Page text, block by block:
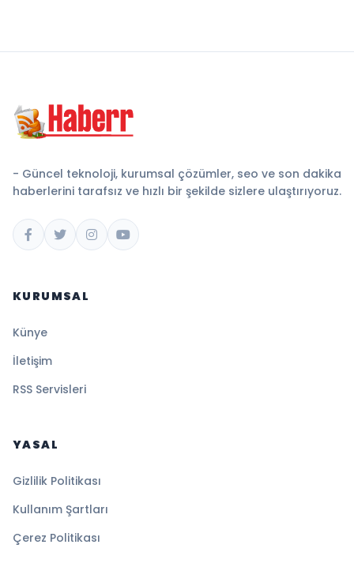
- Güncel teknoloji, kurumsal çözümler, seo ve son dakika
haberlerini tarafsız ve hızlı bir şekilde sizlere ulaştırıyoruz.
KURUMSAL
Künye
İletişim
RSS Servisleri
YASAL
Gizlilik Politikası
Kullanım Şartları
Çerez Politikası